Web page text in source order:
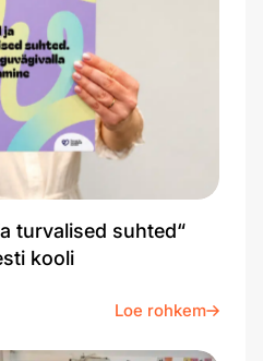
turvalised suhted“
kooli
Loe rohkem